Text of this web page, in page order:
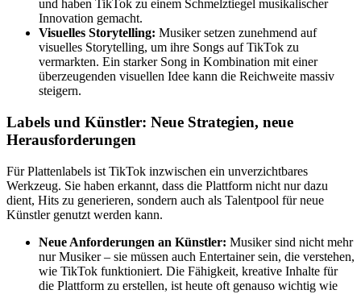
und haben TikTok zu einem Schmelztiegel musikalischer
Innovation gemacht.
Visuelles Storytelling: Musiker setzen zunehmend auf
visuelles Storytelling, um ihre Songs auf TikTok zu
vermarkten. Ein starker Song in Kombination mit einer
überzeugenden visuellen Idee kann die Reichweite massiv
steigern.
Labels und Künstler: Neue Strategien, neue
Herausforderungen
Für Plattenlabels ist TikTok inzwischen ein unverzichtbares
Werkzeug. Sie haben erkannt, dass die Plattform nicht nur dazu
dient, Hits zu generieren, sondern auch als Talentpool für neue
Künstler genutzt werden kann.
Neue Anforderungen an Künstler: Musiker sind nicht mehr
nur Musiker – sie müssen auch Entertainer sein, die verstehen,
wie TikTok funktioniert. Die Fähigkeit, kreative Inhalte für
die Plattform zu erstellen, ist heute oft genauso wichtig wie